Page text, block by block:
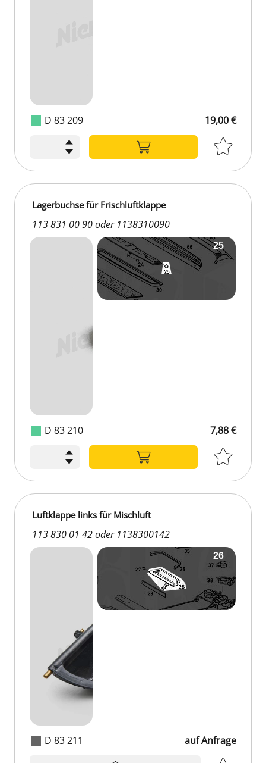
D 83 209 19,00 €
D 83 210
Lagerbuchse für Frischluftklappe
113 831 00 90 oder 1138310090
7,88 €
D 83 211
Luftklappe links für Mischluft
113 830 01 42 oder 1138300142
auf Anfrage